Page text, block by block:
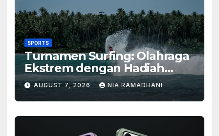
SPORTS
Turnamen Surfing: Olahraga
Ekstrem dengan Hadiah
Besar
AUGUST 7, 2026 NIA RAMADHANI